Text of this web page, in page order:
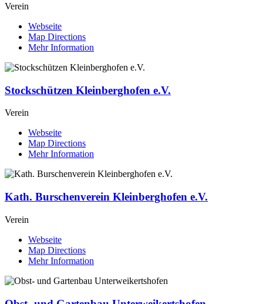
Verein
Webseite
Map Directions
Mehr Information
Stockschützen Kleinberghofen e.V.
Verein
Webseite
Map Directions
Mehr Information
Kath. Burschenverein Kleinberghofen e.V.
Verein
Webseite
Map Directions
Mehr Information